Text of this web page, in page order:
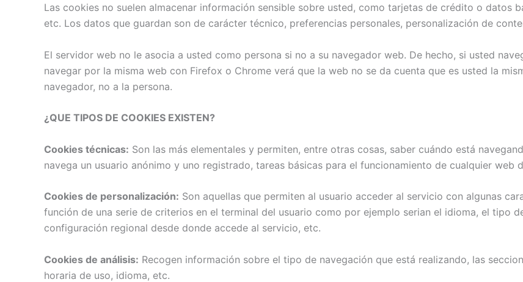
Las cookies no suelen almacenar información sensible sobre usted, como tarjetas de crédito o datos
etc. Los datos que guardan son de carácter técnico, preferencias personales, personalización de
El servidor web no le asocia a usted como persona si no a su navegador web. De hecho, si usted
navegar por la misma web con Firefox o Chrome verá que la web no se da cuenta que es usted la
navegador, no a la persona.
¿QUE TIPOS DE COOKIES EXISTEN?
Cookies técnicas: Son las más elementales y permiten, entre otras cosas, saber cuándo está
navega un usuario anónimo y uno registrado, tareas básicas para el funcionamiento de cualquier web
Cookies de personalización: Son aquellas que permiten al usuario acceder al servicio con algunas
función de una serie de criterios en el terminal del usuario como por ejemplo serian el idioma, el tipo
configuración regional desde donde accede al servicio, etc.
Cookies de análisis: Recogen información sobre el tipo de navegación que está realizando, las
horaria de uso, idioma, etc.